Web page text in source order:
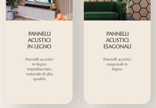
PANNELLI
ACUSTICI
IN LEGNO
Pannelli acustici
in legno
impiallacciato
naturale di alta
qualità
PANNELLI
ACUSTICI
ESAGONALI
Pannelli acustici
esagonali in
legno